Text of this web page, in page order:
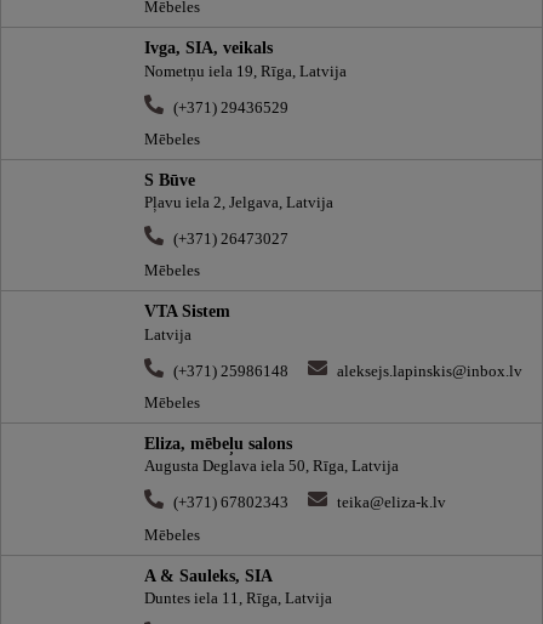
Mēbeles
Ivga, SIA, veikals
Nometņu iela 19, Rīga, Latvija
(+371) 29436529
Mēbeles
S Būve
Pļavu iela 2, Jelgava, Latvija
(+371) 26473027
Mēbeles
VTA Sistem
Latvija
(+371) 25986148
aleksejs.lapinskis@inbox.lv
Mēbeles
Eliza, mēbeļu salons
Augusta Deglava iela 50, Rīga, Latvija
(+371) 67802343
teika@eliza-k.lv
Mēbeles
A & Sauleks, SIA
Duntes iela 11, Rīga, Latvija